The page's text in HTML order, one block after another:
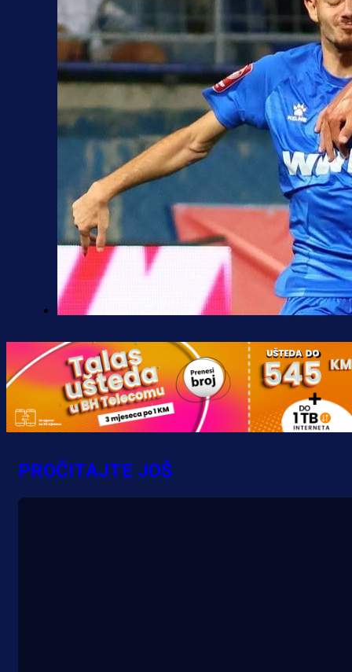
Željo uprkos svim problemima
krenuo pobjedom: Plavi slavili na
Grbavici!
PROČITAJTE JOŠ